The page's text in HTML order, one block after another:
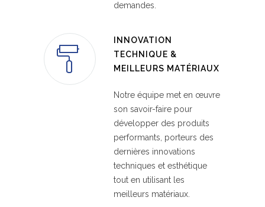
demandes.
INNOVATION
TECHNIQUE &
MEILLEURS MATÉRIAUX
Notre équipe met en œuvre
son savoir-faire pour
développer des produits
performants, porteurs des
dernières innovations
techniques et esthétique
tout en utilisant les
meilleurs matériaux.